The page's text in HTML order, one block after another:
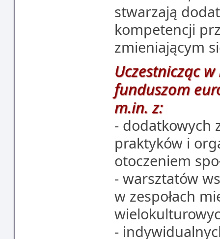
stwarzają
kompetencji
zmieniającym
Uczestnicząc
funduszom
m.in. z:
- dodatkowych
praktyków i
otoczeniem
- warsztatów
w zespołach
-